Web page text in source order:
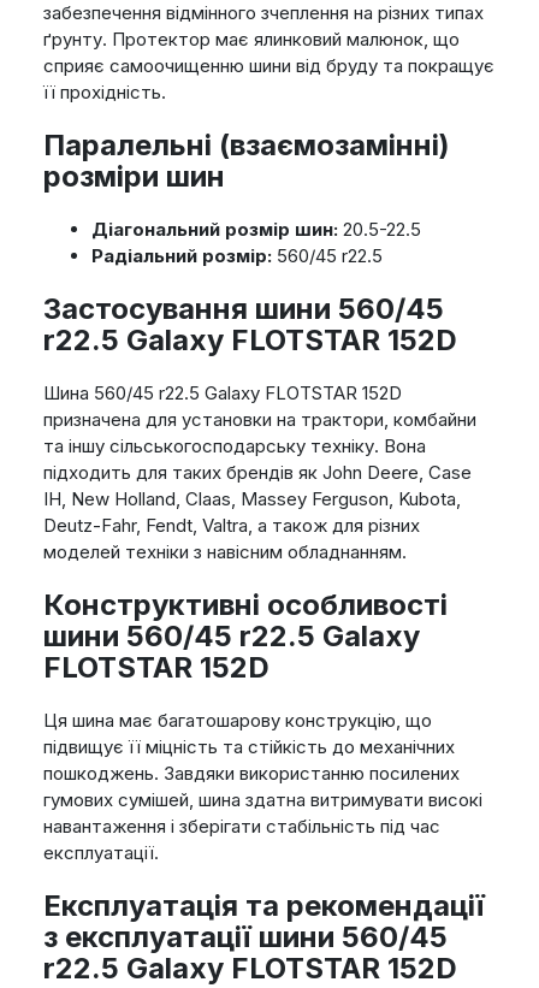
забезпечення відмінного зчеплення на різних типах
ґрунту. Протектор має ялинковий малюнок, що
сприяє самоочищенню шини від бруду та покращує
її прохідність.
Паралельні (взаємозамінні)
розміри шин
Діагональний розмір шин:20.5-22.5
Радіальний розмір:560/45 r22.5
Застосування шини 560/45
r22.5 Galaxy FLOTSTAR 152D
Шина 560/45 r22.5 Galaxy FLOTSTAR 152D
призначена для установки на трактори, комбайни
та іншу сільськогосподарську техніку. Вона
підходить для таких брендів як John Deere, Case
IH, New Holland, Claas, Massey Ferguson, Kubota,
Deutz-Fahr, Fendt, Valtra, а також для різних
моделей техніки з навісним обладнанням.
Конструктивні особливості
шини 560/45 r22.5 Galaxy
FLOTSTAR 152D
Ця шина має багатошарову конструкцію, що
підвищує її міцність та стійкість до механічних
пошкоджень. Завдяки використанню посилених
гумових сумішей, шина здатна витримувати високі
навантаження і зберігати стабільність під час
експлуатації.
Експлуатація та рекомендації
з експлуатації шини 560/45
r22.5 Galaxy FLOTSTAR 152D